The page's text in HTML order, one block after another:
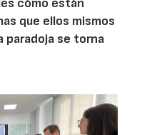
cómo están
que ellos mismos
paradoja se torna